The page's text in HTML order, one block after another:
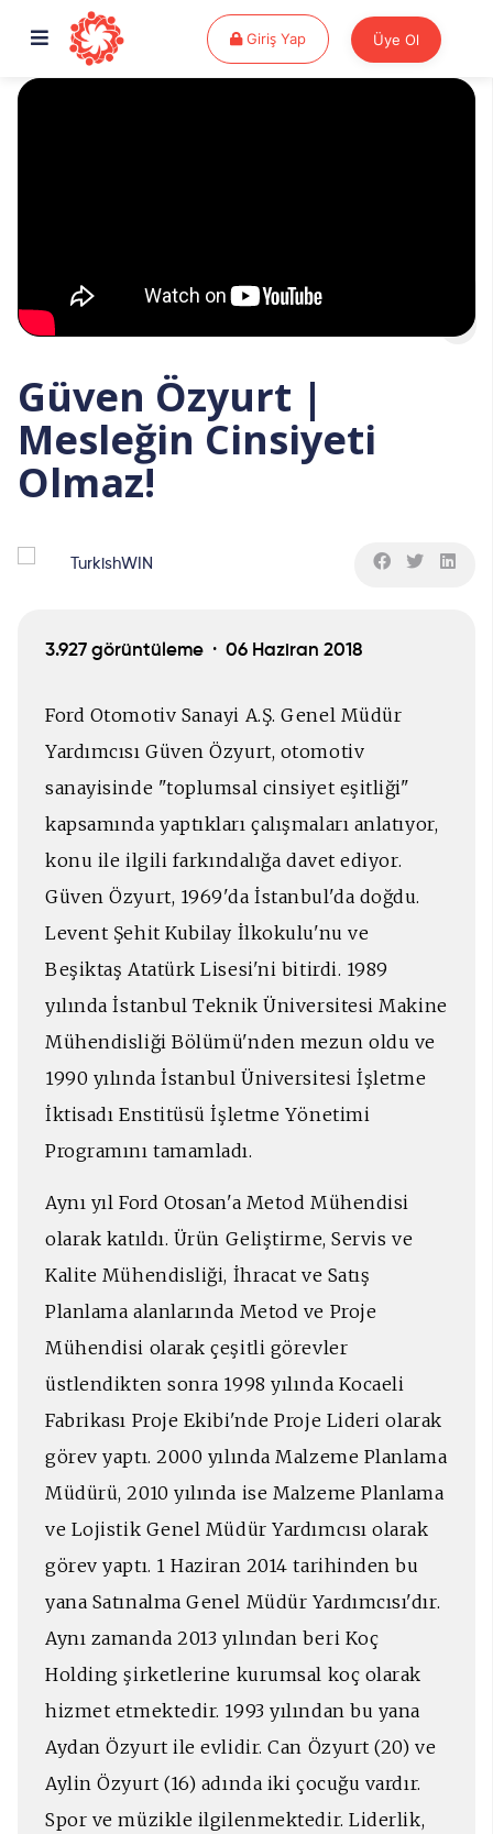
Giriş YapGiriş Yap Üye Ol
Güven Özyurt |
Mesleğin Cinsiyeti
Olmaz!
TurkishWIN
3.927 görüntüleme · 06 Haziran 2018
Ford Otomotiv Sanayi A.Ş. Genel Müdür
Yardımcısı Güven Özyurt, otomotiv
sanayisinde "toplumsal cinsiyet eşitliği"
kapsamında yaptıkları çalışmaları anlatıyor,
konu ile ilgili farkındalığa davet ediyor.
Güven Özyurt, 1969'da İstanbul'da doğdu.
Levent Şehit Kubilay İlkokulu'nu ve
Beşiktaş Atatürk Lisesi'ni bitirdi. 1989
yılında İstanbul Teknik Üniversitesi Makine
Mühendisliği Bölümü'nden mezun oldu ve
1990 yılında İstanbul Üniversitesi İşletme
İktisadı Enstitüsü İşletme Yönetimi
Programını tamamladı.
Aynı yıl Ford Otosan'a Metod Mühendisi
olarak katıldı. Ürün Geliştirme, Servis ve
Kalite Mühendisliği, İhracat ve Satış
Planlama alanlarında Metod ve Proje
Mühendisi olarak çeşitli görevler
üstlendikten sonra 1998 yılında Kocaeli
Fabrikası Proje Ekibi'nde Proje Lideri olarak
görev yaptı. 2000 yılında Malzeme Planlama
Müdürü, 2010 yılında ise Malzeme Planlama
ve Lojistik Genel Müdür Yardımcısı olarak
görev yaptı. 1 Haziran 2014 tarihinden bu
yana Satınalma Genel Müdür Yardımcısı'dır.
Aynı zamanda 2013 yılından beri Koç
Holding şirketlerine kurumsal koç olarak
hizmet etmektedir. 1993 yılından bu yana
Aydan Özyurt ile evlidir. Can Özyurt (20) ve
Aylin Özyurt (16) adında iki çocuğu vardır.
Spor ve müzikle ilgilenmektedir. Liderlik,